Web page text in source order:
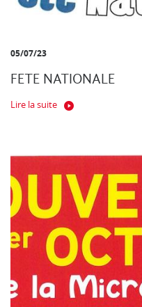
05/07/23
FETE NATIONALE
Lire la suite